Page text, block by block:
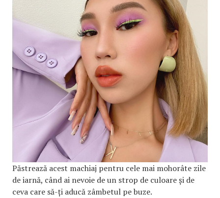
Păstrează acest machiaj pentru cele mai mohorâte zile
de iarnă, când ai nevoie de un strop de culoare și de
ceva care să-ți aducă zâmbetul pe buze.